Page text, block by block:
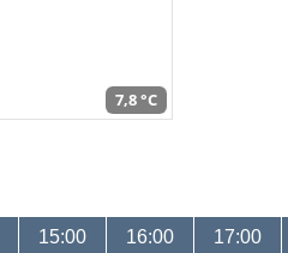
7,8 °C
15:00 16:00 17:00